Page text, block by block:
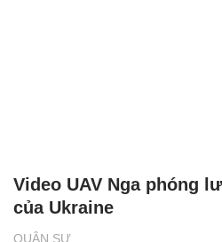
QUÂN SỰ
Video UAV Nga phóng
của Ukraine